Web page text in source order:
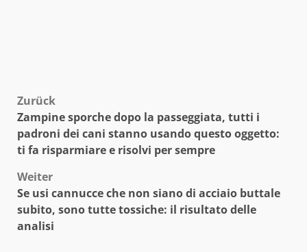
Beitragsnavigation
Zurück
Zampine sporche dopo la passeggiata, tutti i
padroni dei cani stanno usando questo oggetto:
ti fa risparmiare e risolvi per sempre
Weiter
Se usi cannucce che non siano di acciaio buttale
subito, sono tutte tossiche: il risultato delle
analisi